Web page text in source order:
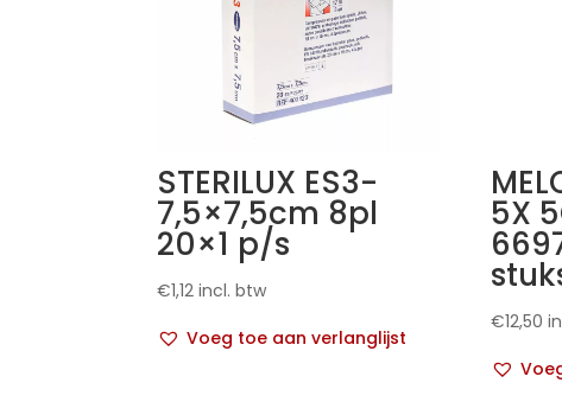
STERILUX ES3-
7,5×7,5cm 8pl
20×1 p/s
€1,12 incl. btw
Voeg toe aan verlanglijst
5X
€12,50